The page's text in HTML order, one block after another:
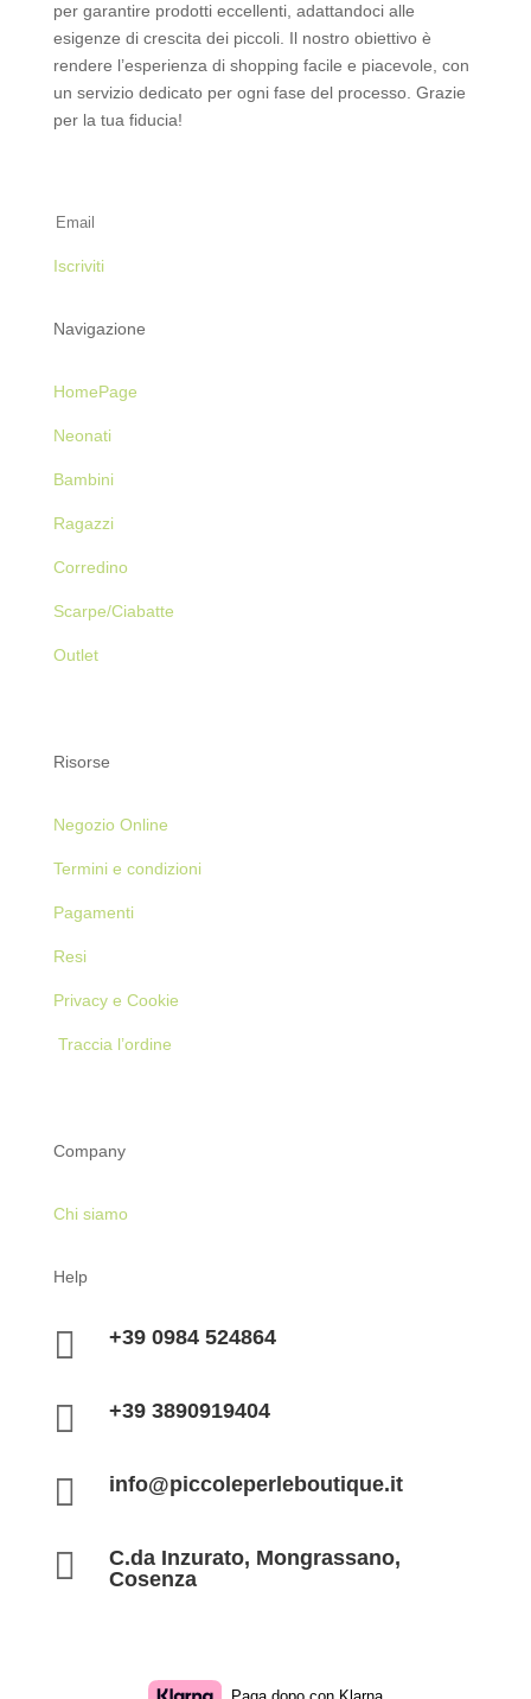
per garantire prodotti eccellenti, adattandoci alle
esigenze di crescita dei piccoli. Il nostro obiettivo è
rendere l’esperienza di shopping facile e piacevole, con
un servizio dedicato per ogni fase del processo. Grazie
per la tua fiducia!
Iscriviti
Navigazione
HomePage
Neonati
Bambini
Ragazzi
Corredino
Scarpe/Ciabatte
Outlet
Risorse
Negozio Online
Termini e condizioni
Pagamenti
Resi
Privacy e Cookie
Traccia l’ordine
Company
Chi siamo
Help
 +39 0984 524864
 +39 3890919404
 info@piccoleperleboutique.it

C.da Inzurato, Mongrassano,
Cosenza
Paga dopo con Klarna